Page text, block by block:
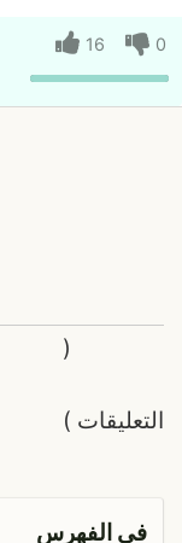
0
16
التعليقات
(
)
في الفهرس